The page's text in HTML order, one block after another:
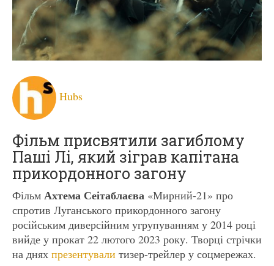
Hubs
Фільм присвятили загиблому
Паші Лі, який зіграв капітана
прикордонного загону
Фільм Ахтема Сеітаблаєва «Мирний-21» про
спротив Луганського прикордонного загону
російським диверсійним угрупуванням у 2014 році
вийде у прокат 22 лютого 2023 року. Творці стрічки
на днях презентували тизер-трейлер у соцмережах.